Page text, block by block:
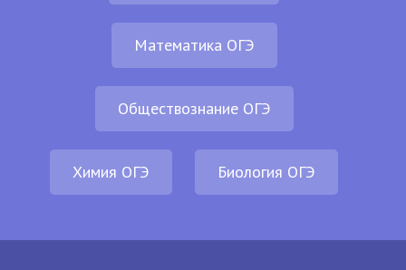
Математика ОГЭ
Обществознание ОГЭ
Химия ОГЭ Биология ОГЭ